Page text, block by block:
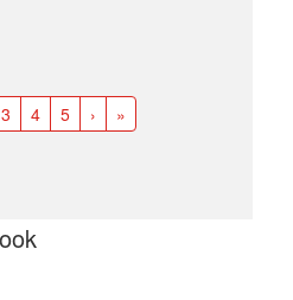
3 4 5 › »